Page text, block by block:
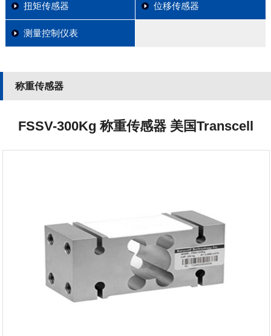
扭矩传感器 位移传感器
测量控制仪表
称重传感器
FSSV-300Kg 称重传感器 美国Transcell